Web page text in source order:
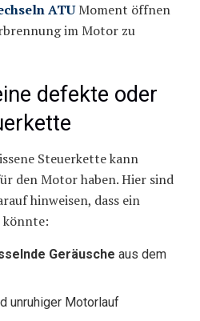
ATUMoment öffnen
im Motor zu
defekte oder
Steuerkette kann
den Motor haben. Hier sind
hinweisen, dass ein
könnte:
Geräusche aus dem
unruhiger Motorlauf